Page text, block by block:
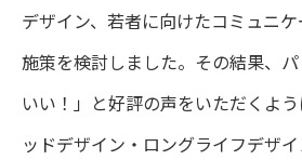
デザイン、若者に向けたコミュニ
施策を検討しました。その結果、
いい！」と好評の声をいただくよ
ッドデザイン・ロングライフデザ